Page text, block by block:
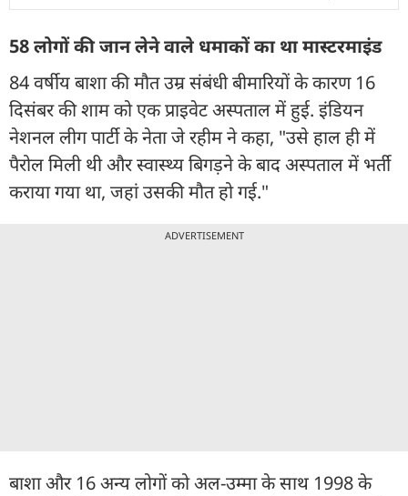
58 लोगों की जान लेने वाले धमाकों का था मास्टरमाइंड
84 वर्षीय बाशा की मौत उम्र संबंधी बीमारियों के कारण 16
दिसंबर की शाम को एक प्राइवेट अस्पताल में हुई. इंडियन
नेशनल लीग पार्टी के नेता जे रहीम ने कहा, "उसे हाल ही में
पैरोल मिली थी और स्वास्थ्य बिगड़ने के बाद अस्पताल में भर्ती
कराया गया था, जहां उसकी मौत हो गई."
ADVERTISEMENT
बाशा और 16 अन्य लोगों को अल-उम्मा के साथ 1998 के